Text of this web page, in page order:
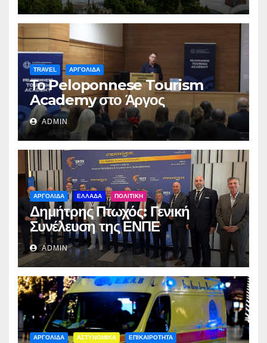
TRAVEL ΑΡΓΟΛΙΔΑ
Το Peloponnese Tourism
Academy στο Άργος
ADMIN
ΑΡΓΟΛΙΔΑ ΕΛΛΑΔΑ ΠΟΛΙΤΙΚΗ
Δημήτρης Πτωχός: Γενική
Συνέλευση της ΕΝΠΕ
ADMIN
ΑΡΓΟΛΙΔΑ ΑΣΤΥΝΟΜΙΚΑ ΕΠΙΚΑΙΡΟΤΗΤΑ